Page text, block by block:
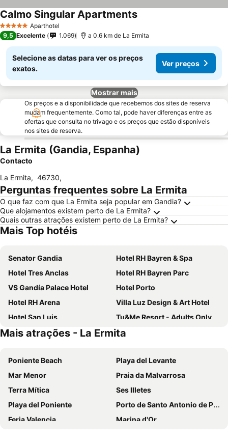
5 Estrelas Aparthotel
Calmo Singular ApartmentsVer preços
9,5 Excelente 1.069 a 0.6 km de La Ermita
Selecione as datas para ver os preços
exatos.
Ver preços
Mostrar mais
Os preços e a disponibilidade que recebemos dos sites de reserva
mudam frequentemente. Como tal, pode haver diferenças entre as
ofertas que consulta no trivago e os preços que estão disponíveis
nos sites de reserva.
La Ermita (Gandia, Espanha)
Contacto
La Ermita, 46730,
Perguntas frequentes sobre La Ermita
O que faz com que La Ermita seja popular em Gandia?
Que alojamentos existem perto de La Ermita?
Quais outras atrações existem perto de La Ermita?
Mais Top hotéis
Senator Gandia
Hotel RH Bayren & Spa
Hotel Tres Anclas
Hotel RH Bayren Parc
VS Gandía Palace Hotel
Hotel Porto
Hotel RH Arena
Villa Luz Design & Art Hotel
Hotel San Luis
Tu&Me Resort - Adults Only
Hotel Los Robles
Hotel Safari
Gandia Playa
Hotel RH Gijón & Spa
Hotel Cibeles Playa
Complejo Bellavista Residencial
Hotel Indigo Gandia - Beach By Ihg
Hugo Beach Hotel
Hotel Albatros
Don Pablo
Hotel Azahar
Hotel Biarritz
Mais atrações - La Ermita
Poniente Beach
Playa del Levante
Mar Menor
Praia da Malvarrosa
Terra Mítica
Ses Illetes
Playa del Poniente
Porto de Santo Antonio de Portmany
Feria Valencia
Marina d'Or